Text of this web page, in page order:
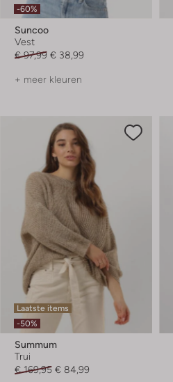
-60%
Suncoo
Vest
€ 97,99 € 38,99
+ meer kleuren
Laatste items
-50%
Summum
Trui
€ 169,95 € 84,99